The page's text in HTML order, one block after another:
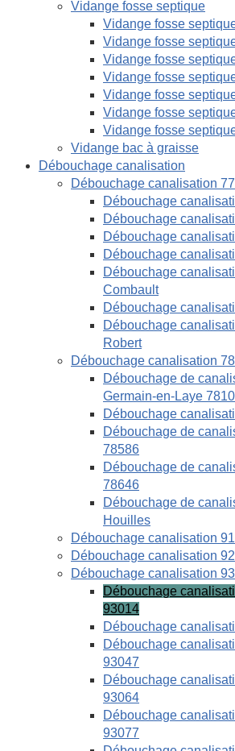
Vidange fosse septique
Vidange fosse
Vidange fosse
Vidange fosse
Vidange fosse
Vidange fosse
Vidange fosse
Vidange fosse
Vidange bac à graisse
Débouchage canalisation
Débouchage canalisation 77
Débouchage
Débouchage
Débouchage
Débouchage
Débouchage
Combault
Débouchage
Débouchage
Robert
Débouchage canalisation 78
Débouchage de
Germain-en-Laye
Débouchage
Débouchage de
78586
Débouchage de
78646
Débouchage de
Houilles
Débouchage canalisation 91
Débouchage canalisation 92
Débouchage canalisation 93
Débouchage
93014
Débouchage
Débouchage
93047
Débouchage
93064
Débouchage
93077